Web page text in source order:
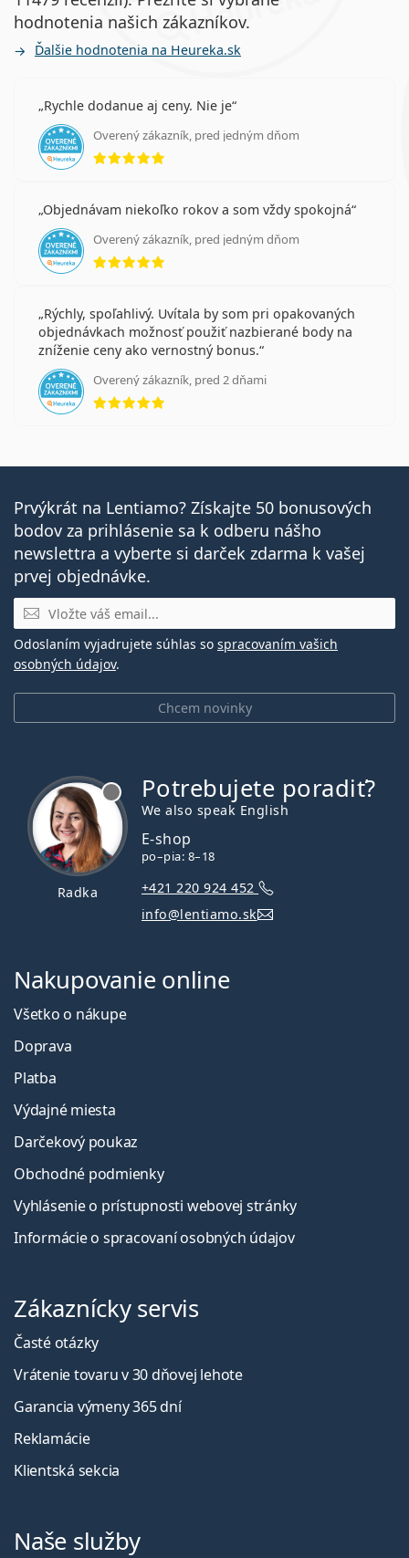
hodnotenia našich zákazníkov.
Ďalšie hodnotenia na Heureka.sk
Rychle dodanue aj ceny. Nie je
Overený zákazník, pred jedným dňom
hodnotenie 5 z 5
Objednávam niekoľko rokov a som vždy spokojná
Overený zákazník, pred jedným dňom
hodnotenie 5 z 5
Rýchly, spoľahlivý. Uvítala by som pri opakovaných
objednávkach možnosť použiť nazbierané body na
zníženie ceny ako vernostný bonus.
Overený zákazník, pred 2 dňami
hodnotenie 5 z 5
Prvýkrát na Lentiamo? Získajte 50 bonusových
bodov za prihlásenie sa k odberu nášho
newslettra a vyberte si darček zdarma k vašej
prvej objednávke.
E-mail
Chcem novinky
Odoslaním vyjadrujete súhlas so spracovaním vašich
osobných údajov.
Radka
Potrebujete poradiť?
We also speak English
E-shop
po–pia: 8–18
+421 220 924 452
info@lentiamo.sk
Nakupovanie online
Všetko o nákupe
Doprava
Platba
Výdajné miesta
Darčekový poukaz
Obchodné podmienky
Vyhlásenie o prístupnosti webovej stránky
Informácie o spracovaní osobných údajov
Zákaznícky servis
Časté otázky
Vrátenie tovaru v 30 dňovej lehote
Garancia výmeny 365 dní
Reklamácie
Klientská sekcia
Naše služby